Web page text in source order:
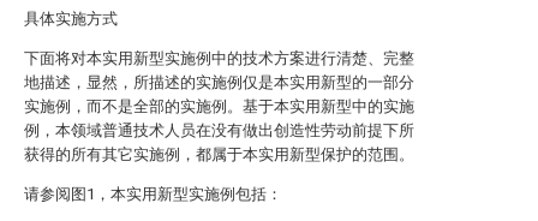
具体实施方式
下面将对本实用新型实施例中的技术方案进行清楚、完整
地描述，显然，所描述的实施例仅是本实用新型的一部分
实施例，而不是全部的实施例。基于本实用新型中的实施
例，本领域普通技术人员在没有做出创造性劳动前提下所
获得的所有其它实施例，都属于本实用新型保护的范围。
请参阅图1，本实用新型实施例包括：